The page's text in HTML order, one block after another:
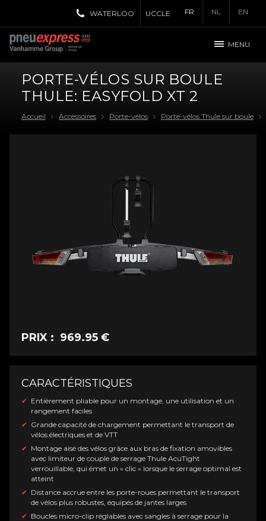
FR NL EN
WATERLOO UCCLE
MENU
PORTE-VÉLOS SUR BOULE
THULE: EASYFOLD XT 2
Accueil Accessoires Porte-vélos Porte-vélos Thule sur boule
PRIX : 969.95 €
CARACTÉRISTIQUES
Entièrement pliable pour un montage, une utilisation et un
rangement faciles
Grande capacité de chargement permettant le transport de
vélos électriques et de VTT
Montage aisé des vélos grâce aux bras de fixation amovibles
avec limiteur de couple de serrage Thule AcuTight
verrouillable, qui émet un « clic » lorsque le serrage optimal est
atteint
Distance accrue entre les porte-roues permettant le transport
de vélos plus robustes, équipés de jantes larges
Boucles micro-clip réglables avec sangles à serrage pour la